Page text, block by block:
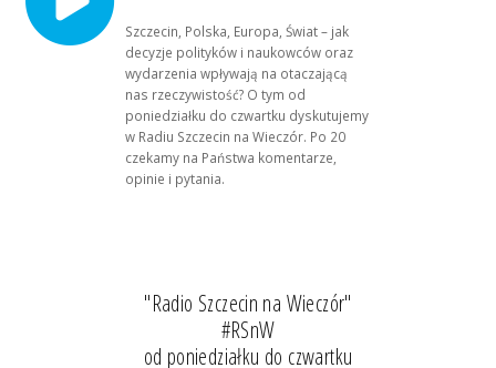
Szczecin, Polska, Europa, Świat – jak
decyzje polityków i naukowców oraz
wydarzenia wpływają na otaczającą
nas rzeczywistość? O tym od
poniedziałku do czwartku dyskutujemy
w Radiu Szczecin na Wieczór. Po 20
czekamy na Państwa komentarze,
opinie i pytania.
"Radio Szczecin na Wieczór"
#RSnW
od poniedziałku do czwartku